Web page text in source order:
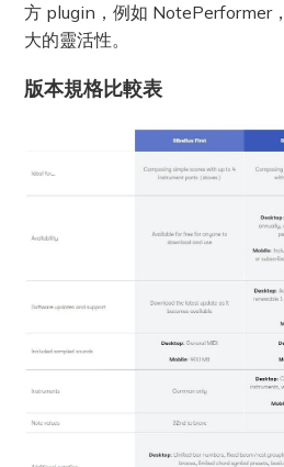
方 plugin，例如 NotePerformer
大的靈活性。
版本規格比較表